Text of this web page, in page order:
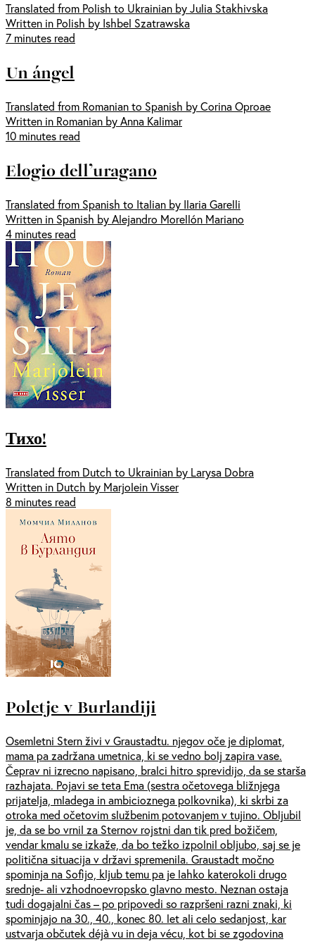
Translated from Polish to Ukrainian by Julia Stakhivska
Written in Polish by Ishbel Szatrawska
7 minutes read
Un ángel
Translated from Romanian to Spanish by Corina Oproae
Written in Romanian by Anna Kalimar
10 minutes read
Elogio dell’uragano
Translated from Spanish to Italian by Ilaria Garelli
Written in Spanish by Alejandro Morellón Mariano
4 minutes read
Тихо!
Translated from Dutch to Ukrainian by Larysa Dobra
Written in Dutch by Marjolein Visser
8 minutes read
Poletje v Burlandiji
Osemletni Stern živi v Graustadtu. njegov oče je diplomat,
mama pa zadržana umetnica, ki se vedno bolj zapira vase.
Čeprav ni izrecno napisano, bralci hitro sprevidijo, da se starša
razhajata. Pojavi se teta Ema (sestra očetovega bližnjega
prijatelja, mladega in ambicioznega polkovnika), ki skrbi za
otroka med očetovim službenim potovanjem v tujino. Obljubil
je, da se bo vrnil za Sternov rojstni dan tik pred božičem,
vendar kmalu se izkaže, da bo težko izpolnil obljubo, saj se je
politična situacija v državi spremenila. Graustadt močno
spominja na Sofijo, kljub temu pa je lahko katerokoli drugo
srednje- ali vzhodnoevropsko glavno mesto. Neznan ostaja
tudi dogajalni čas – po pripovedi so razpršeni razni znaki, ki
spominjajo na 30., 40., konec 80. let ali celo sedanjost, kar
ustvarja občutek déjà vu in deja vécu, kot bi se zgodovina